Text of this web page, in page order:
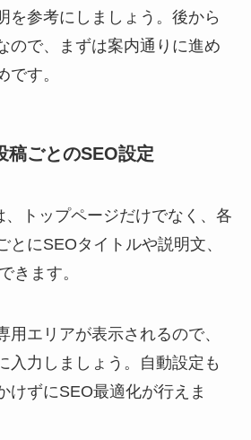
を参考にしましょう。後から
ので、まずは案内通りに進め
です。
稿ごとのSEO設定
トップページだけでなく、各
とにSEOタイトルや説明文、
きます。
用エリアが表示されるので、
入力しましょう。自動設定も
けずにSEO最適化が行えま